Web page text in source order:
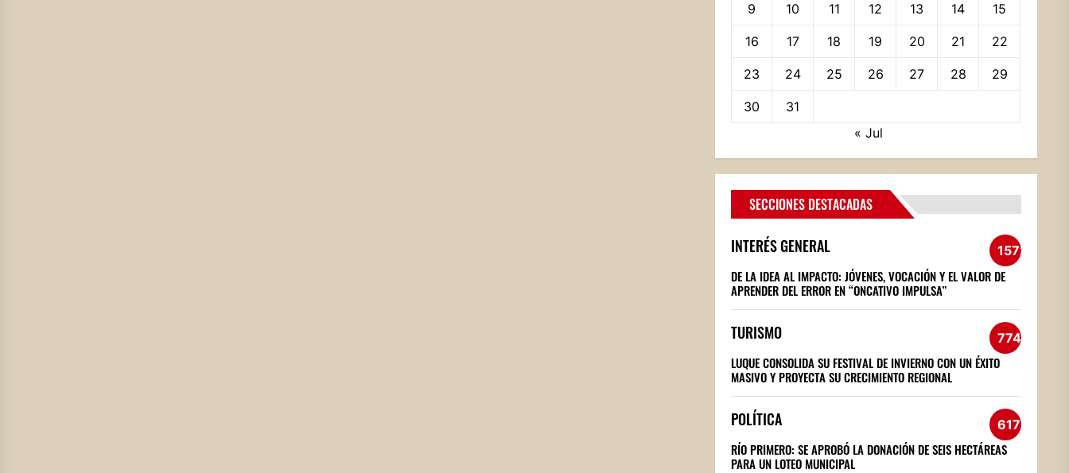
9 10 11 12 13 14 15
16 17 18 19 20 21 22
23 24 25 26 27 28 29
30
31
« Jul
SECCIONES DESTACADAS
INTERÉS GENERAL 1572
DE LA IDEA AL IMPACTO: JÓVENES, VOCACIÓN Y EL VALOR DE
APRENDER DEL ERROR EN “ONCATIVO IMPULSA”
TURISMO 774
LUQUE CONSOLIDA SU FESTIVAL DE INVIERNO CON UN ÉXITO
MASIVO Y PROYECTA SU CRECIMIENTO REGIONAL
POLÍTICA 617
RÍO PRIMERO: SE APROBÓ LA DONACIÓN DE SEIS HECTÁREAS
PARA UN LOTEO MUNICIPAL